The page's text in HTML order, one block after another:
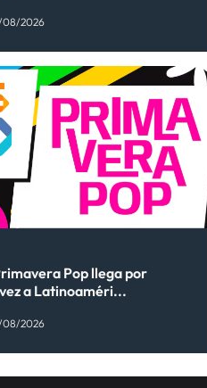
2026
Pop llega por
a Latinoaméri...
2026